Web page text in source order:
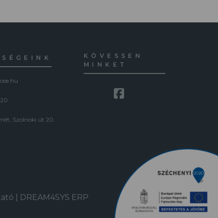
Szolnoki út 20.
KÖVESSEN
MINKET
DREAM4SYS ERP